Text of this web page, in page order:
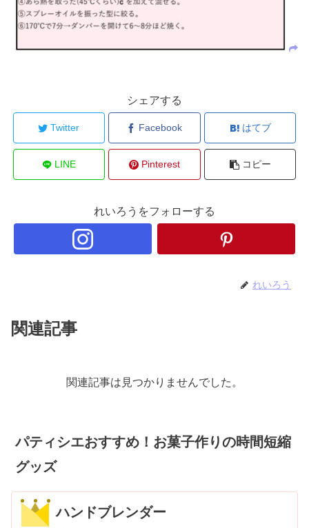
シェアする
Twitter Facebook はてブ
LINE Pinterest コピー
れいろうをフォローする
れいろう
関連記事
関連記事は見つかりませんでした。
パティシエおすすめ！お菓子作りの時間短縮
グッズ
ハンドブレンダー